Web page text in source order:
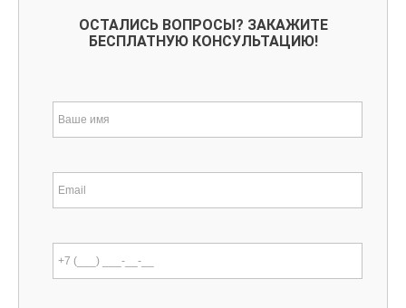
ОСТАЛИСЬ ВОПРОСЫ? ЗАКАЖИТЕ
БЕСПЛАТНУЮ КОНСУЛЬТАЦИЮ!